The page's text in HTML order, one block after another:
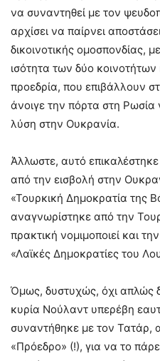
να συναντηθεί με τον
αρχίσει να παίρνει
δικοινοτικής ομοσπονδίας,
ισότητα των δύο
προεδρία, που επιβάλλουν
άνοιγε την πόρτα στη Ρωσία
λύση στην Ουκρανία.
Άλλωστε, αυτό
από την εισβολή στην
«Τουρκική Δημοκρατία της
αναγνωρίστηκε από την
πρακτική νομιμοποιεί και
«Λαϊκές Δημοκρατίες του
Όμως, δυστυχώς, όχι απλώς
κυρία Νούλαντ υπερέβη
συναντήθηκε με τον Τατάρ,
«Πρόεδρο» (!), για να το